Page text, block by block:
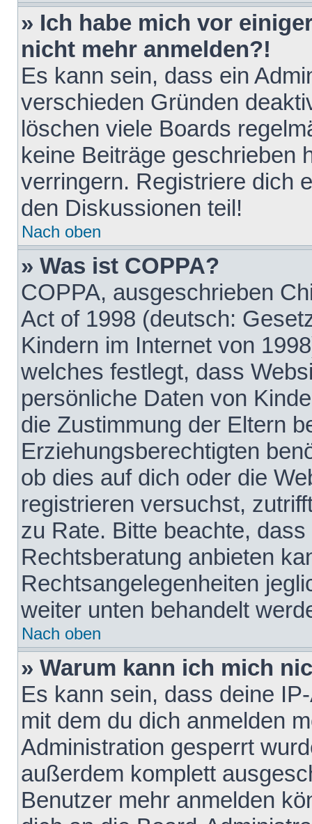
» Ich habe mich vor
nicht mehr anmelden?!
Es kann sein, dass ein
verschieden Gründen
löschen viele Boards
keine Beiträge geschrieben
verringern. Registriere dich
den Diskussionen teil!
Nach oben
» Was ist COPPA?
COPPA, ausgeschrieben
Act of 1998 (deutsch:
Kindern im Internet von
welches festlegt, dass
persönliche Daten von
die Zustimmung der Eltern
Erziehungsberechtigten
ob dies auf dich oder die
registrieren versuchst,
zu Rate. Bitte beachte,
Rechtsberatung anbieten
Rechtsangelegenheiten
weiter unten behandelt
Nach oben
» Warum kann ich mich
Es kann sein, dass deine
mit dem du dich anmelden
Administration gesperrt
außerdem komplett
Benutzer mehr anmelden